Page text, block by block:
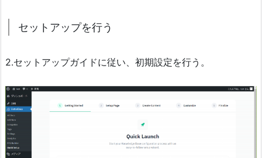
セットアップを行う
2.セットアップガイドに従い、初期設定を行う。